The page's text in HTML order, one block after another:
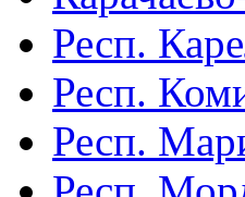
Респ.
Респ.
Респ.